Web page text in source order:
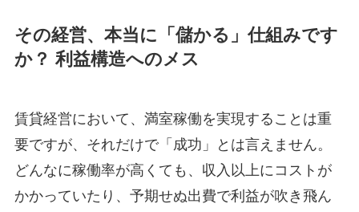
その経営、本当に「儲かる」仕組みです
か？ 利益構造へのメス
賃貸経営において、満室稼働を実現することは重
要ですが、それだけで「成功」とは言えません。
どんなに稼働率が高くても、収入以上にコストが
かかっていたり、予期せぬ出費で利益が吹き飛ん